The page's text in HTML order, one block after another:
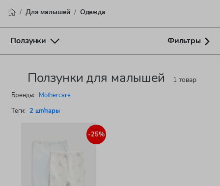
Для малышей Одежда
Ползунки Фильтры
Ползунки для малышей 1 товар
Бренды:
Mothercare
Теги: 2 шт/пары
-25%